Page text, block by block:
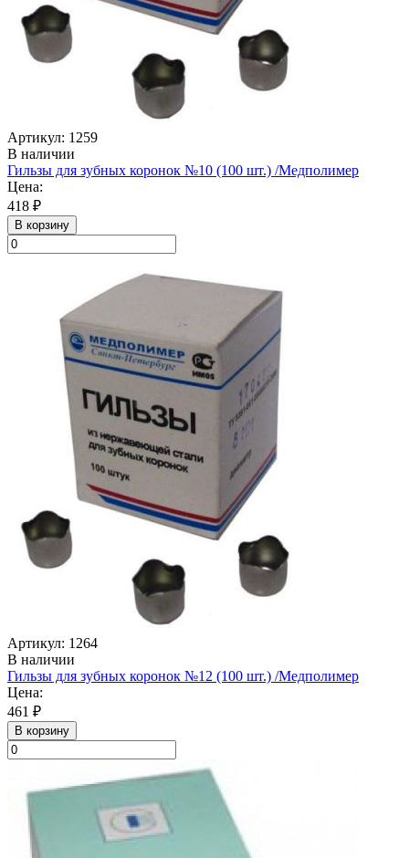
Артикул: 1259
В наличии
Гильзы для зубных коронок №10 (100 шт.) /Медполимер
Цена:
418 ₽
В корзину
Артикул: 1264
В наличии
Гильзы для зубных коронок №12 (100 шт.) /Медполимер
Цена:
461 ₽
В корзину